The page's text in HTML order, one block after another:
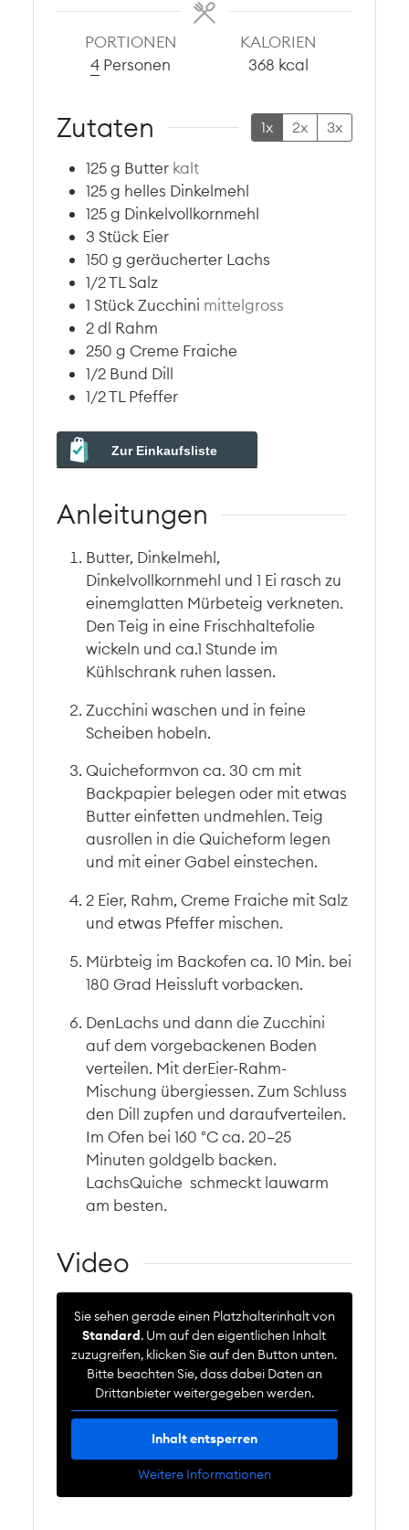
PORTIONEN
4 Personen
KALORIEN
368 kcal
Zutaten 1x 2x 3x
125g Butter kalt
125g helles Dinkelmehl
125g Dinkelvollkornmehl
3 Stück Eier
150 g geräucherter Lachs
1/2TL Salz
1 StückZucchini mittelgross
2dl Rahm
250 g Creme Fraiche
1/2 Bund Dill
1/2TL Pfeffer
Zur Einkaufsliste
Anleitungen
Butter, Dinkelmehl,
Dinkelvollkornmehl und 1 Ei rasch zu
einemglatten Mürbeteig verkneten.
Den Teig in eine Frischhaltefolie
wickeln und ca.1 Stunde im
Kühlschrank ruhen lassen.
Zucchini waschen und in feine
Scheiben hobeln.
Quicheformvon ca. 30 cm mit
Backpapier belegen oder mit etwas
Butter einfetten undmehlen. Teig
ausrollen in die Quicheform legen
und mit einer Gabel einstechen.
2 Eier, Rahm, Creme Fraiche mit Salz
und etwas Pfeffer mischen.
Mürbteig im Backofen ca. 10 Min. bei
180 Grad Heissluft vorbacken.
DenLachs und dann die Zucchini
auf dem vorgebackenen Boden
verteilen. Mit derEier-Rahm-
Mischung übergiessen. Zum Schluss
den Dill zupfen und daraufverteilen.
Im Ofen bei 160 °C ca. 20–25
Minuten goldgelb backen.
LachsQuiche schmeckt lauwarm
am besten.
Video
Sie sehen gerade einen Platzhalterinhalt von
Standard. Um auf den eigentlichen Inhalt
zuzugreifen, klicken Sie auf den Button unten.
Bitte beachten Sie, dass dabei Daten an
Drittanbieter weitergegeben werden.
Inhalt entsperren
Weitere Informationen